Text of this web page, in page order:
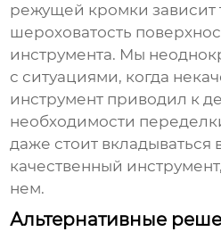
режущей кромки зависит
шероховатость
инструмента. Мы
с ситуациями, когда
инструмент приводил к
необходимости
даже стоит вкладываться
качественный
нем.
Альтернативные